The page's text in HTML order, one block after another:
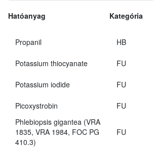
Hatóanyag Kategória
Propanil HB
Potassium thiocyanate
FU
Potassium iodide
FU
Picoxystrobin
FU
Phlebiopsis gigantea (VRA
1835, VRA 1984, FOC PG
410.3)
FU